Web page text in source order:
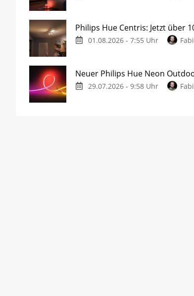
Philips Hue Centris: Jetzt über
01.08.2026 - 7:55 Uhr
Neuer Philips Hue Neon
29.07.2026 - 9:58 Uhr